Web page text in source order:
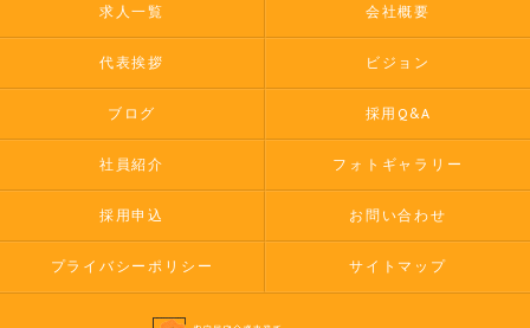
求人一覧 会社概要
代表挨拶 ビジョン
ブログ 採用Q&A
社員紹介 フォトギャラリー
採用申込 お問い合わせ
プライバシーポリシー サイトマップ